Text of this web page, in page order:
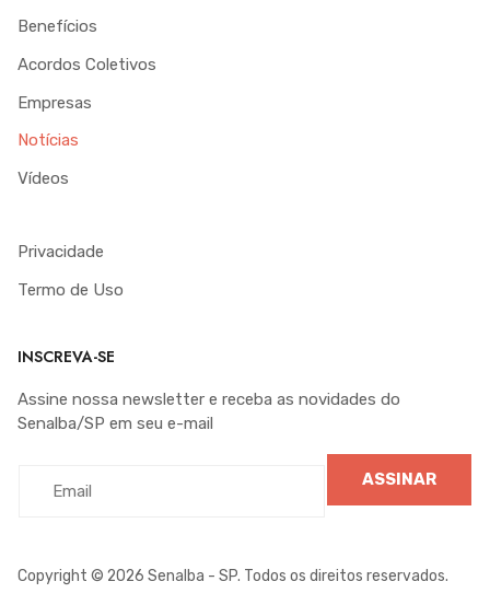
Benefícios
Acordos Coletivos
Empresas
Notícias
Vídeos
Privacidade
Termo de Uso
INSCREVA-SE
Assine nossa newsletter e receba as novidades do
Senalba/SP em seu e-mail
ASSINAR
Copyright © 2026 Senalba - SP. Todos os direitos reservados.